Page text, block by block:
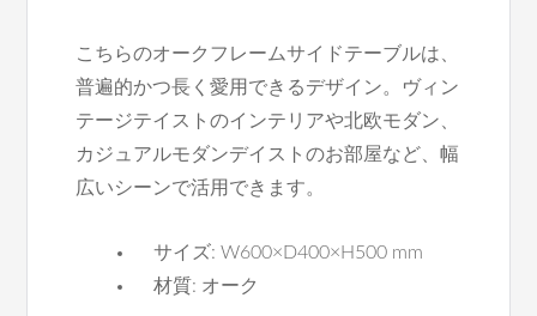
こちらのオークフレームサイドテーブルは、
普遍的かつ長く愛用できるデザイン。ヴィン
テージテイストのインテリアや北欧モダン、
カジュアルモダンデイストのお部屋など、幅
広いシーンで活用できます。
サイズ: W600×D400×H500 mm
材質: オーク